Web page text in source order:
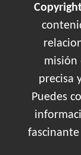
misión
precisa
Puedes